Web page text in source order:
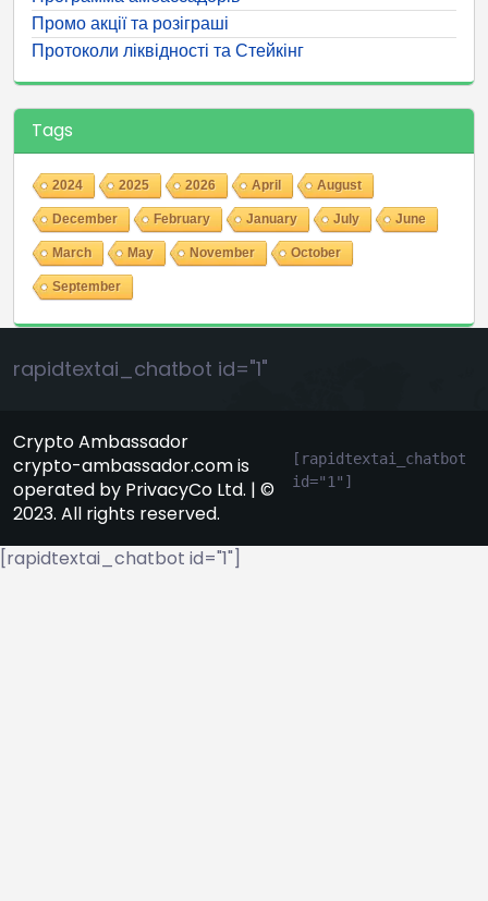
Промо акції та розіграші
Протоколи ліквідності та Стейкінг
Tags
2024 2025 2026 April August
December February January July June
March May November October
September
rapidtextai_chatbot id="1"
Crypto Ambassador
crypto-ambassador.com is
operated by PrivacyCo Ltd. | ©
2023. All rights reserved.
[rapidtextai_chatbot
id="1"]
[rapidtextai_chatbot id="1"]